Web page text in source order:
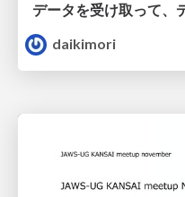
daikimori